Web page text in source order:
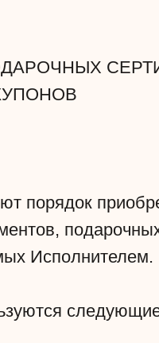
порядок
Исполнителем.